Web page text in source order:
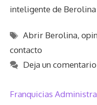
inteligente de Berolina
Etiquetas
Abrir Berolina,
contacto
Deja un comentario
Franquicias